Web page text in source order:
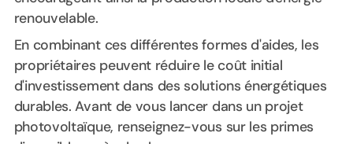
renouvelable.
En combinant ces différentes formes d'aides, les
propriétaires peuvent réduire le coût initial
d'investissement dans des solutions énergétiques
durables. Avant de vous lancer dans un projet
photovoltaïque, renseignez-vous sur les primes